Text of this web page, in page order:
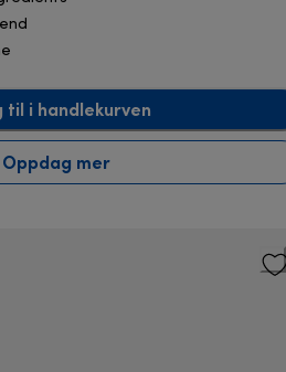
til i handlekurven
Oppdag mer